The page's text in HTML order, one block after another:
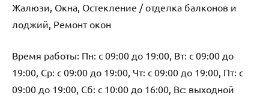
Жалюзи, Окна, Остекление / отделка балконов и
лоджий, Ремонт окон
Время работы: Пн: с 09:00 до 19:00, Вт: с 09:00 до
19:00, Ср: с 09:00 до 19:00, Чт: с 09:00 до 19:00, Пт: с
09:00 до 19:00, Сб: с 10:00 до 16:00, Вс: выходной